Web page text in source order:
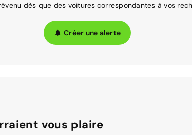
dès que des voitures correspondantes à vos
Créer une alerte
vous plaire